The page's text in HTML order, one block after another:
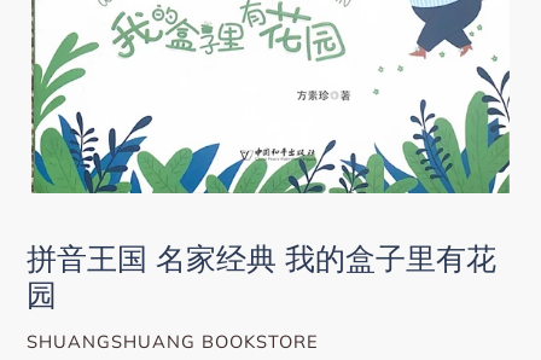
拼音王国 名家经典 我的盒子里有花
园
VENDOR
SHUANGSHUANG BOOKSTORE